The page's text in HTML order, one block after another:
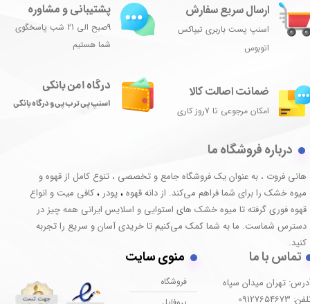
ارسال سریع سفارش
اسنپ پست باربری تیپاکس
اتوبوس
درگاه امن بانکی
اسنپ پی ترب پی و درگاه بانکی
پشتیبانی و مشاوره
9صبح الی 21 شب پاسخگوی
شما هستیم
ضمانت اصالت کالا
امکان مرجوعی تا 7روز کاری
درباره فروشگاه ما
هانی فروت ، به عنوان یک فروشگاه جامع و تخصصی ، تنوع کامل از قهوه و
میوه خشک را برای شما فراهم می‌کند. از دانه قهوه ، پودر ، کافی میت و انواع
قهوه فوری گرفته تا میوه خشک های استوایی و اسلایس ایرانی همه چیز در
دسترس شماست. ما به شما کمک می‌کنیم تا خریدی آسان و سریع را تجربه
کنید.
تماس با ما
تهران میدان سپاه
09127654673
منوی سایت
فروشگاه